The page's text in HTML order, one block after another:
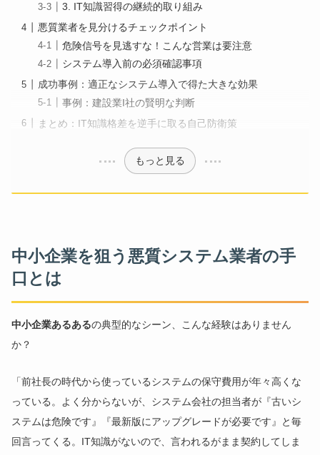
3. IT知識習得の継続的取り組み
悪質業者を見分けるチェックポイント
危険信号を見逃すな！こんな営業は要注意
システム導入前の必須確認事項
成功事例：適正なシステム導入で得た大きな効果
事例：建設業I社の賢明な判断
まとめ：IT知識格差を逆手に取る自己防衛策
もっと見る
中小企業を狙う悪質システム業者の手
口とは
中小企業あるあるの典型的なシーン、こんな経験はありません
か？
「前社長の時代から使っているシステムの保守費用が年々高くな
っている。よく分からないが、システム会社の担当者が『古いシ
ステムは危険です』『最新版にアップグレードが必要です』と毎
回言ってくる。IT知識がないので、言われるがまま契約してしま